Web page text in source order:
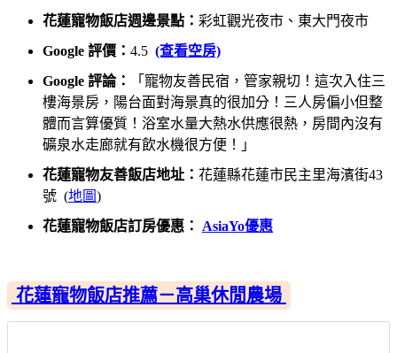
花蓮寵物飯店週邊景點： 彩虹觀光夜市、東大門夜市
Google 評價： 4.5 (查看空房)
Google 評論：
「寵物友善民宿，管家親切！這次入住三
樓海景房，陽台面對海景真的很加分！三人房偏小但整
體而言算優質！浴室水量大熱水供應很熱，房間內沒有
礦泉水走廊就有飲水機很方便！」
花蓮寵物友善飯店地址： 花蓮縣花蓮市民主里海濱街43
號 (地圖)
花蓮寵物飯店訂房優惠：
AsiaYo優惠
花蓮寵物飯店推薦－高巢休閒農場